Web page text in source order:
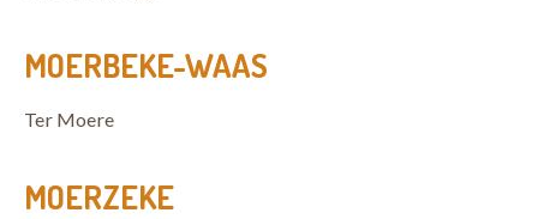
MOERBEKE-WAAS
Ter Moere
MOERZEKE